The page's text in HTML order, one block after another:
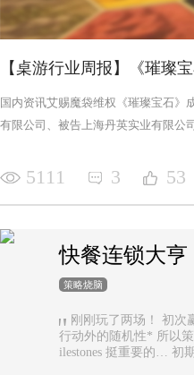
【桌游行业周报】《璀璨
国内资讯艾赐魔袋维权《璀璨宝石》
有限公司、被告上海丹英实业有限公
5111 3 53
快餐连锁大亨
策略烧脑
刚刚玩了两场！ 初次赢了第二次惨输… 这游戏重玩性很高… 主要是唯一的随机性是地图… 除了玩家
行动外的随机性* 所以策略其实需要跟
ilestones 挺重要的…